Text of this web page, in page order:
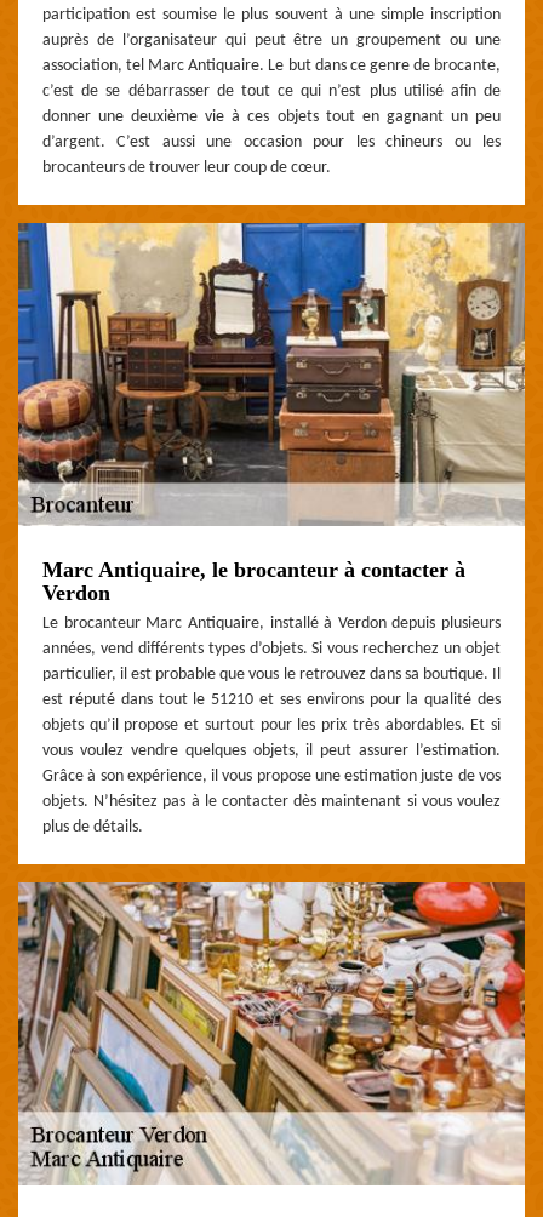
participation est soumise le plus souvent à une simple inscription
auprès de l’organisateur qui peut être un groupement ou une
association, tel Marc Antiquaire. Le but dans ce genre de brocante,
c’est de se débarrasser de tout ce qui n’est plus utilisé afin de
donner une deuxième vie à ces objets tout en gagnant un peu
d’argent. C’est aussi une occasion pour les chineurs ou les
brocanteurs de trouver leur coup de cœur.
Marc Antiquaire, le brocanteur à contacter à
Verdon
Le brocanteur Marc Antiquaire, installé à Verdon depuis plusieurs
années, vend différents types d’objets. Si vous recherchez un objet
particulier, il est probable que vous le retrouvez dans sa boutique. Il
est réputé dans tout le 51210 et ses environs pour la qualité des
objets qu’il propose et surtout pour les prix très abordables. Et si
vous voulez vendre quelques objets, il peut assurer l’estimation.
Grâce à son expérience, il vous propose une estimation juste de vos
objets. N’hésitez pas à le contacter dès maintenant si vous voulez
plus de détails.